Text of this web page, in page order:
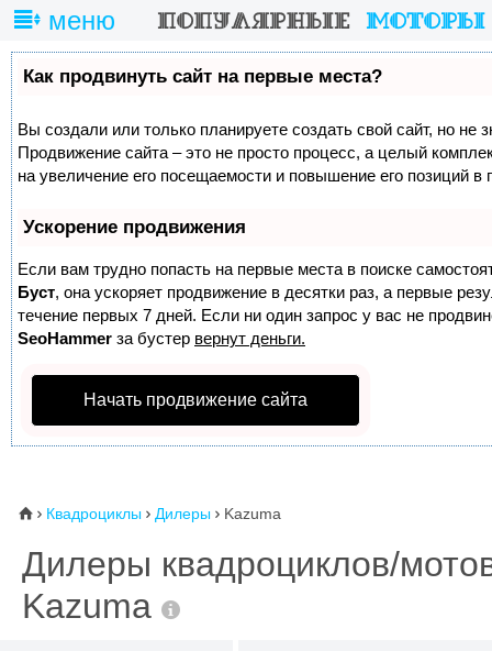
меню
Как продвинуть сайт на первые места?
Вы создали или только планируете создать свой сайт, но не
Продвижение сайта – это не просто процесс, а целый
на увеличение его посещаемости и повышение его позиций в
Ускорение продвижения
Если вам трудно попасть на первые места в поиске
Буст, она ускоряет продвижение в десятки раз, а первые
течение первых 7 дней. Если ни один запрос у вас не
SeoHammer за бустер вернут деньги.
Начать продвижение сайта
⌂  Квадроциклы  Дилеры  Kazuma
Дилеры квадроциклов/
Kazuma